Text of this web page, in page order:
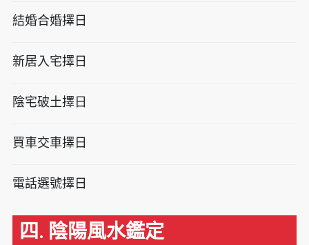
結婚合婚擇日
新居入宅擇日
陰宅破土擇日
買車交車擇日
電話選號擇日
四. 陰陽風水鑑定